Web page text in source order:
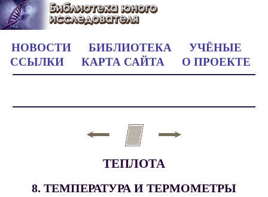
НОВОСТИ БИБЛИОТЕКА
УЧЁНЫЕ
ССЫЛКИ
КАРТА САЙТА О ПРОЕКТЕ
ТЕПЛОТА
8. ТЕМПЕРАТУРА И ТЕРМОМЕТРЫ